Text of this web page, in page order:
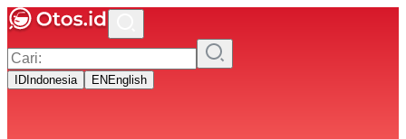
ID Indonesia EN English